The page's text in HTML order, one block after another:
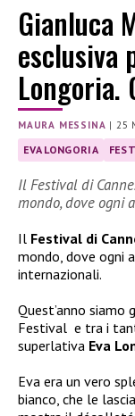
Gianluca
esclusiva
Longoria.
MAURA MESSINA | 25
EVA LONGORIA
Il Festival di
mondo, dove ogni
Il Festival di
mondo, dove ogni
internazionali.
Quest’anno
Festival e tra i
superlativa Eva
Eva era un vero
bianco, che le